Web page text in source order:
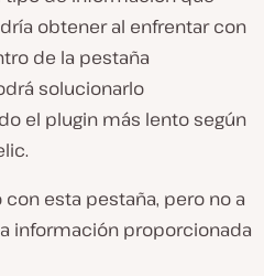
obtener al enfrentar con
de la pestaña
solucionarlo
el plugin más lento según
esta pestaña, pero no a
información proporcionada